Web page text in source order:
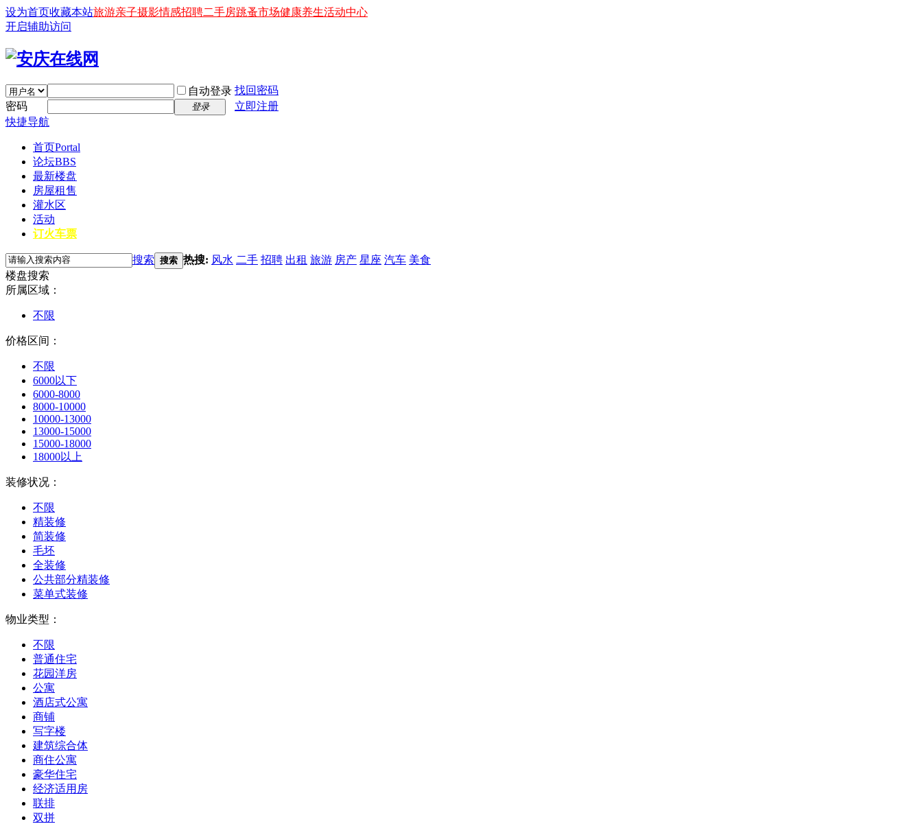
设为首页收藏本站旅游亲子摄影情感招聘二手房跳蚤市场健康养生活动中心
开启辅助访问
自动登录 找回密码
密码
登录
立即注册
快捷导航
首页Portal
论坛BBS
最新楼盘
房屋租售
灌水区
活动
订火车票
搜索 搜索 热搜: 风水 二手 招聘 出租 旅游 房产 星座 汽车 美食
楼盘搜索
所属区域：
不限
价格区间：
不限
6000以下
6000-8000
8000-10000
10000-13000
13000-15000
15000-18000
18000以上
装修状况：
不限
精装修
简装修
毛坯
全装修
公共部分精装修
菜单式装修
物业类型：
不限
普通住宅
花园洋房
公寓
酒店式公寓
商铺
写字楼
建筑综合体
商住公寓
豪华住宅
经济适用房
联排
双拼